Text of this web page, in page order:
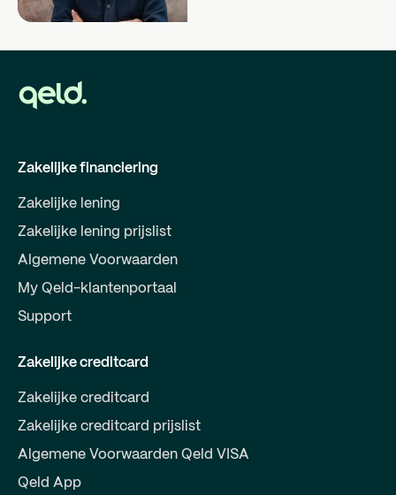
Zakelijke financiering
Zakelijke lening
Zakelijke lening prijslist
Algemene Voorwaarden
My Qeld-klantenportaal
Support
Zakelijke creditcard
Zakelijke creditcard
Zakelijke creditcard prijslist
Algemene Voorwaarden Qeld VISA
Qeld App